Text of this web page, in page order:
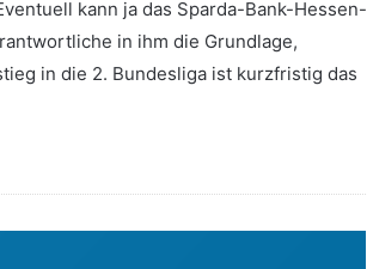
kann ja das Sparda-Bank-Hessen-
in ihm die Grundlage,
in die 2. Bundesliga ist kurzfristig das